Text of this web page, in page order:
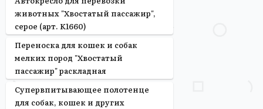
животных "Хвостатый пассажир",
серое (арт. K1660)
Переноска для кошек и собак
мелких пород "Хвостатый
пассажир" раскладная
Супервпитывающее полотенце
для собак, кошек и других